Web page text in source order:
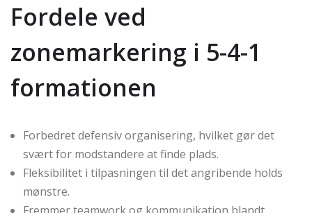
Fordele ved
zonemarkering i 5-4-1
formationen
Forbedret defensiv organisering, hvilket gør det
svært for modstandere at finde plads.
Fleksibilitet i tilpasningen til det angribende holds
mønstre.